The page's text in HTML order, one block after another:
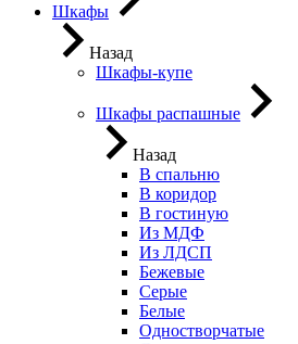
Шкафы
Назад
Шкафы-купе
Шкафы распашные
Назад
В спальню
В коридор
В гостиную
Из МДФ
Из ЛДСП
Бежевые
Серые
Белые
Одностворчатые